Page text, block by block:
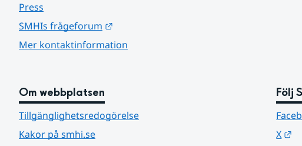
Press
SMHIs frågeforum
Mer kontaktinformation
Om webbplatsen
Tillgänglighetsredogörelse
Kakor på smhi.se
Följ
X